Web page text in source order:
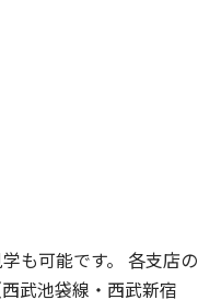
も可能です。 各支店の
武池袋線・西武新宿